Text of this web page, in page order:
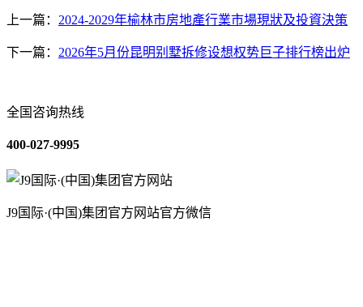
上一篇： 2024-2029年榆林市房地產行業市場現狀及投資決策
下一篇： 2026年5月份昆明别墅拆修设想权势巨子排行榜出炉
全国咨询热线
400-027-9995
J9国际·(中国)集团官方网站官方微信